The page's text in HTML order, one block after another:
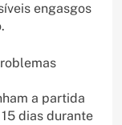
engasgos
a partida
dias durante